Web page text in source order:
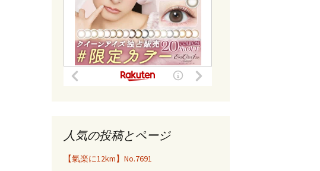
人気の投稿とページ
【氣楽に12km】No.7691